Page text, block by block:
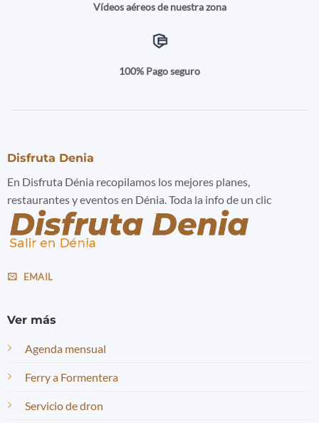
Vídeos aéreos de nuestra zona
100% Pago seguro
Disfruta Denia
En Disfruta Dénia recopilamos los mejores planes,
restaurantes y eventos en Dénia. Toda la info de un clic
EMAIL
Ver más
Agenda mensual
Ferry a Formentera
Servicio de dron